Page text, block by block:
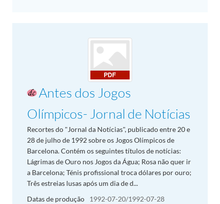
Antes dos Jogos
Olímpicos- Jornal de Notícias
Recortes do "Jornal da Notícias", publicado entre 20 e
28 de julho de 1992 sobre os Jogos Olímpicos de
Barcelona. Contém os seguintes títulos de notícias:
Lágrimas de Ouro nos Jogos da Água; Rosa não quer ir
a Barcelona; Ténis profissional troca dólares por ouro;
Três estreias lusas após um dia de d...
Datas de produção
1992-07-20/1992-07-28